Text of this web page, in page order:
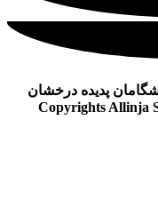
پدیده درخشان